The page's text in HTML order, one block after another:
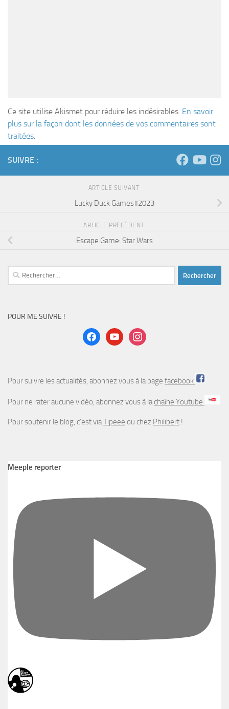
Ce site utilise Akismet pour réduire les indésirables. En savoir
plus sur la façon dont les données de vos commentaires sont
traitées.
SUIVRE :
ARTICLE SUIVANT
Lucky Duck Games#2023
ARTICLE PRÉCÉDENT
Escape Game: Star Wars
Rechercher :
POUR ME SUIVRE !
facebookyoutubeinstagram
Pour suivre les actualités, abonnez vous à la page facebook
Pour ne rater aucune vidéo, abonnez vous à lachaîne Youtube
Pour soutenir le blog, c’est viaTipeee ou chez Philibert !
Meeple reporter